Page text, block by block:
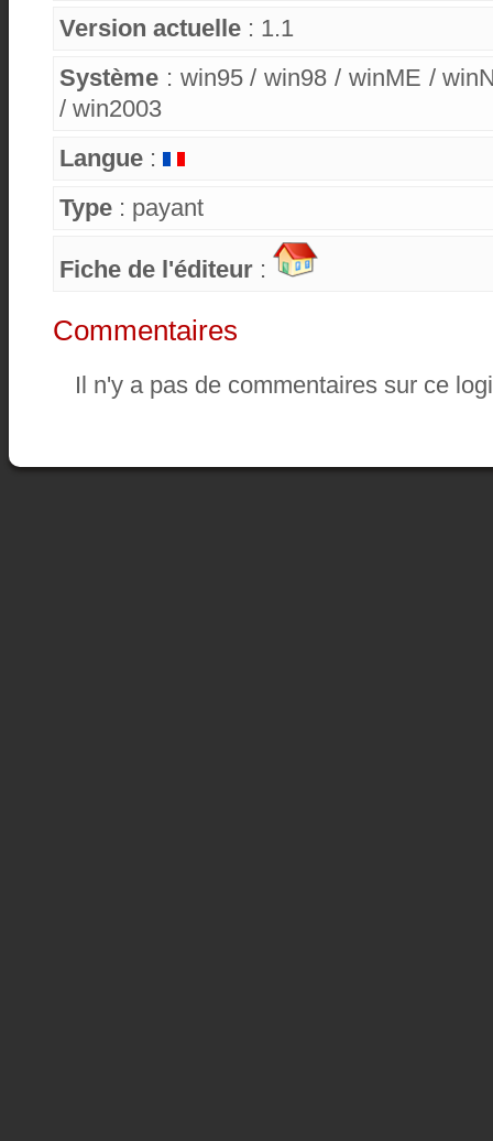
Version actuelle : 1.1
Système : win95 / win98 / winME /
/ win2003
Langue :
Type : payant
Fiche de l'éditeur :
Commentaires
Il n'y a pas de commentaires sur ce